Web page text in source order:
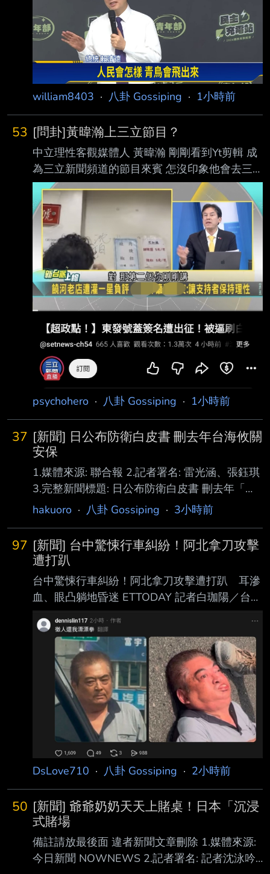
後，乾脆把兩人簽名都用白漆塗掉。沈 伯洋今
受訪時被問到，藍委徐巧芯將此事扯到大罷免，
他回應，徐巧芯跟藍委王鴻薇一直 都還沒從去
年的公民行動中醒來，一天到晚仍在提大罷免，
很奇怪。 沈伯洋出席「巡洋監兵行動」記者會
表示，昨天有看到店家可能是迫於網友出征、大
量一 星負評的壓力，所以塗掉簽名，無論如何
william8403 · 八卦 Gossiping · 1小時前
53 [問卦]黃暐瀚上三立節目？
中立理性客觀媒體人 黃暐瀚 剛剛看到Yt剪輯 成
為三立新聞頻道的節目來賓 怎沒印象他會去三
立上節目 卦？ https://i.imgur.com/buD5I5y.jpeg
--
psychohero · 八卦 Gossiping · 1小時前
37 [新聞] 日公布防衛白皮書 刪去年台海攸關
安保
1.媒體來源: 聯合報 2.記者署名: 雷光涵、張鈺琪
3.完整新聞標題: 日公布防衛白皮書 刪去年「台
海攸關安保」 4.完整新聞內文: 日本防衛省四日
艦在太平洋的活動不斷擴大 ，中國大陸的相關
軍事活動是「嚴重關切事項與空前大的戰略挑
戰」。對於台海情勢，今年 版刪除「攸關日本
安保」等字句，僅保留「台海情勢穩定對國際社
會穩定很重要」。 該白皮書寫道，鑒於日本周
邊的安保環境愈來愈嚴峻，日方將持續依託日美
同盟，同時深化 和志同道合國家的安保合作，
強化嚇阻力。 日本防衛大
hakuoro · 八卦 Gossiping · 3小時前
97 [新聞] 台中驚悚行車糾紛！阿北拿刀攻擊
遭打趴
台中驚悚行車糾紛！阿北拿刀攻擊遭打趴 耳滲
血、眼凸躺地昏迷 ETTODAY 記者白珈陽／台中
報導 台中市北屯區中清路今天（6日）上午發生
一起行車糾紛，爭執過程中68歲李姓男子持摺
疊刀攻擊35歲葉姓男子，造成葉男手部割傷，而
葉也不甘示弱予以反擊，將李打趴在地， 有民
眾拍下李男倒地情形，李耳朵滲血、眼神失焦，
口部也吐出血沫，驚悚畫面引起大量 網友熱
議。 影片顯示，發生糾紛後，李男走向葉男車
旁叫囂，並試圖將駕駛座內的葉男拉下車，造成
整輛廂型車不斷晃動，李還有疑似揮拳動作；另
一段畫面，李男已經倒地不省人事，葉
DsLove710 · 八卦 Gossiping · 2小時前
50 [新聞] 爺爺奶奶天天上賭桌！日本「沉浸
式賭場
備註請放最後面 違者新聞文章刪除 1.媒體來源:
今日新聞 NOWNEWS 2.記者署名: 記者沈泳吟/